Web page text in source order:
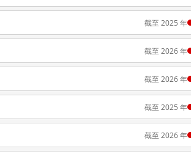
截至 2025 年
截至 2026 年
截至 2026 年
截至 2025 年
截至 2026 年